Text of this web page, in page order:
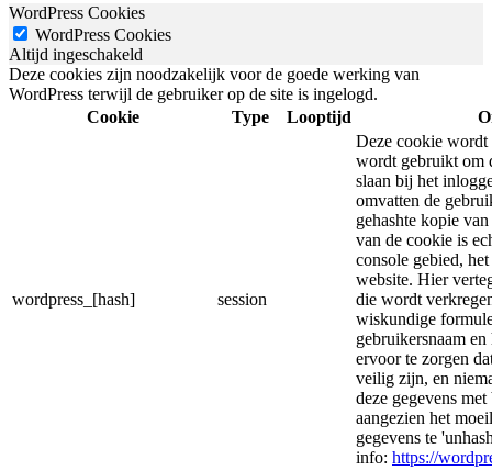
WordPress Cookies
WordPress Cookies
Altijd ingeschakeld
Deze cookies zijn noodzakelijk voor de goede werking van
WordPress terwijl de gebruiker op de site is ingelogd.
Cookie
Type Looptijd
wordpress_[hash] session
Deze cookie wordt
wordt gebruikt om
slaan bij het
omvatten de
gehashte kopie
van de cookie is
console gebied,
website. Hier
die wordt
wiskundige
gebruikersnaam
ervoor te zorgen
veilig zijn, en
deze gegevens
aangezien het
gegevens te
info: https://